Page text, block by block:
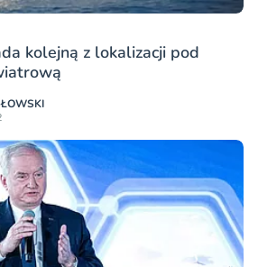
kolejną z lokalizacji pod